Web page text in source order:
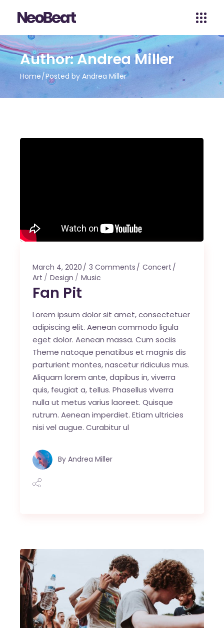
Author: Andrea Miller
Home Posted by Andrea Miller
March 4, 2020 3 Comments
Concert
Art
Design Music
Fan Pit
Lorem ipsum dolor sit amet, consectetuer
adipiscing elit. Aenean commodo ligula
eget dolor. Aenean massa. Cum sociis
Theme natoque penatibus et magnis dis
parturient montes, nascetur ridiculus mus.
Aliquam lorem ante, dapibus in, viverra
quis, feugiat a, tellus. Phasellus viverra
nulla ut metus varius laoreet. Quisque
rutrum. Aenean imperdiet. Etiam ultricies
nisi vel augue. Curabitur ul
By Andrea Miller